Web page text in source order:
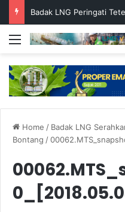
Menu
Home / Badak LNG
Bontang /